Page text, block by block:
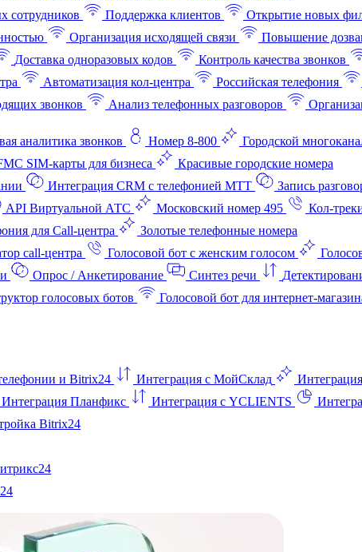
сотрудников Поддержка клиентов Открытие новых
Организация исходящей связи Повышение
Доставка одноразовых кодов Контроль качества звонков
Автоматизация кол-центра Российская телефония
звонков Анализ телефонных разговоров
аналитика звонков Номер 8-800 Городской
SIM-карты для бизнеса
Красивые городские номера
Интеграция CRM с телефонией МТТ Запись
API Виртуальной АТС Московский номер 495 Кол-
для Call-центра
Золотые телефонные номера
call-центра Голосовой бот с женским голосом
Опрос / Анкетирование Синтез речи
голосовых ботов Голосовой бот для
и Bitrix24 Интеграция с МойСклад
Интеграция Планфикс Интеграция с YCLIENTS
Bitrix24